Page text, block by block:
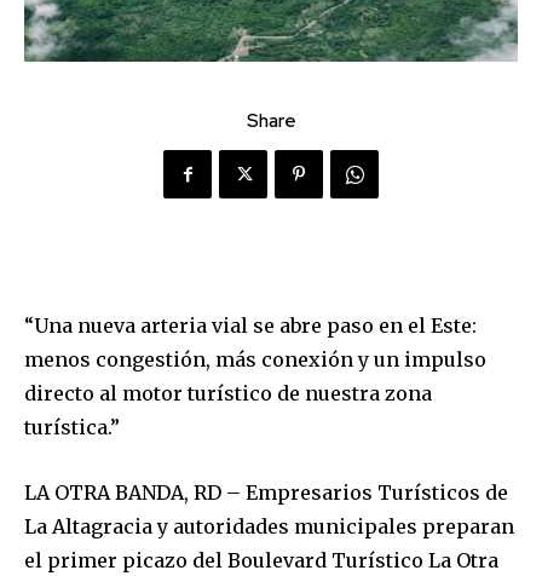
Share
“Una nueva arteria vial se abre paso en el Este:
menos congestión, más conexión y un impulso
directo al motor turístico de nuestra zona
turística.”
LA OTRA BANDA, RD – Empresarios Turísticos de
La Altagracia y autoridades municipales preparan
el primer picazo del Boulevard Turístico La Otra